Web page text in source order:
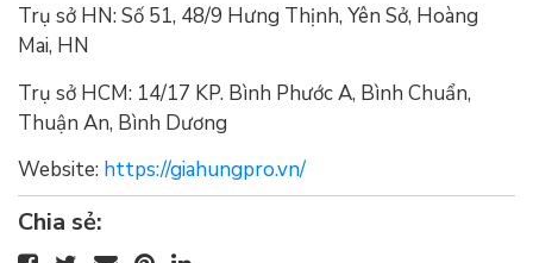
Trụ sở HN: Số 51, 48/9 Hưng Thịnh, Yên Sở, Hoàng
Mai, HN
Trụ sở HCM: 14/17 KP. Bình Phước A, Bình Chuẩn,
Thuận An, Bình Dương
Website: https://giahungpro.vn/
Chia sẻ: